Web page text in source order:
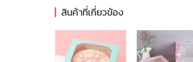
สินค้าที่เกี่ยวข้อง